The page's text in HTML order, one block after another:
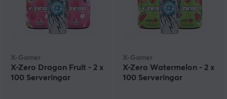
X-Gamer
X-Zero Dragon Fruit - 2 x
100 Serveringar
X-Gamer
X-Zero Watermelon - 2 x
100 Serveringar